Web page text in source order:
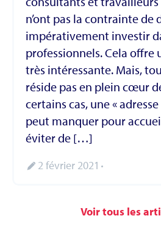
n’ont pas la contrainte de
impérativement investir
professionnels. Cela offre
très intéressante. Mais,
réside pas en plein cœur
certains cas, une «
peut manquer pour
éviter de […]
2 février 2021
Voir tous les